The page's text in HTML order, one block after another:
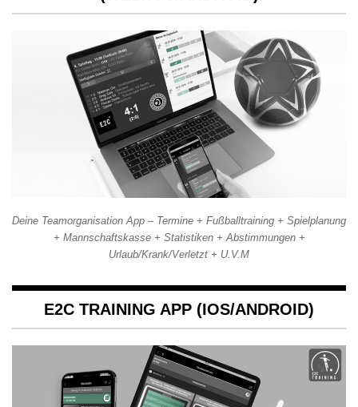
Deine Teamorganisation App – Termine + Fußballtraining + Spielplanung
+ Mannschaftskasse + Statistiken + Abstimmungen +
Urlaub/Krank/Verletzt + U.V.M
E2C TRAINING APP (IOS/ANDROID)